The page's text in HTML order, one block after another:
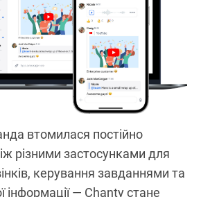
втомилася постійно
різними застосунками для
керування завданнями та
інформації — Chanty стане